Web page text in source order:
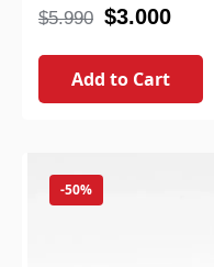
$5.990 $3.000
Add to Cart
-50%